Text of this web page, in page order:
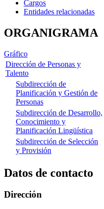
Cargos
Entidades relacionadas
ORGANIGRAMA
Gráfico
Dirección de Personas y
Talento
Subdirección de
Planificación y Gestión de
Personas
Subdirección de Desarrollo,
Conocimiento y
Planificación Lingüística
Subdirección de Selección
y Provisión
Datos de contacto
Dirección